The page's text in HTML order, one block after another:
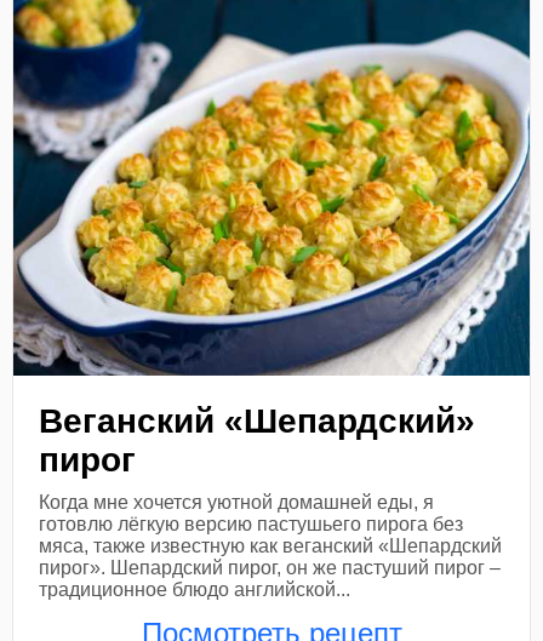
Веганский «Шепардский»
пирог
Когда мне хочется уютной домашней еды, я
готовлю лёгкую версию пастушьего пирога без
мяса, также известную как веганский «Шепардский
пирог». Шепардский пирог, он же пастуший пирог –
традиционное блюдо английской...
Посмотреть рецепт